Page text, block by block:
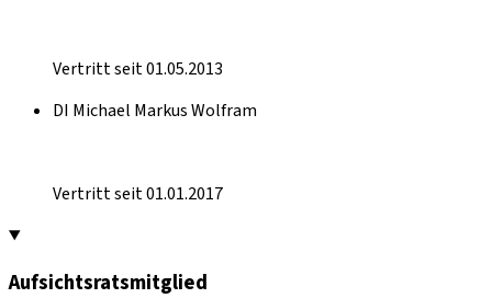
Vertritt seit 01.05.2013
DI Michael Markus Wolfram
Vertritt seit 01.01.2017
Aufsichtsratsmitglied